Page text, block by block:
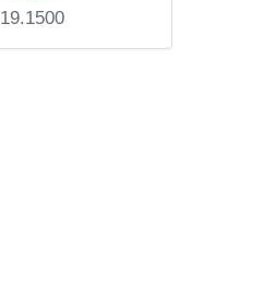
19.1500